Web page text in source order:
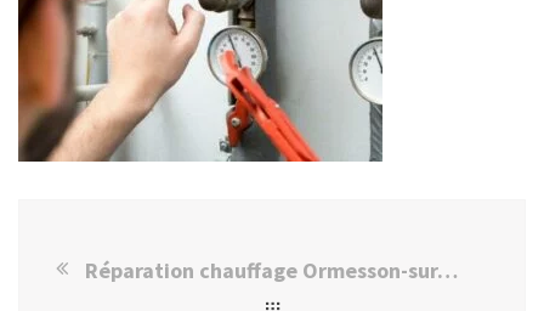
Réparation chauffage Ormesson-sur-Marne